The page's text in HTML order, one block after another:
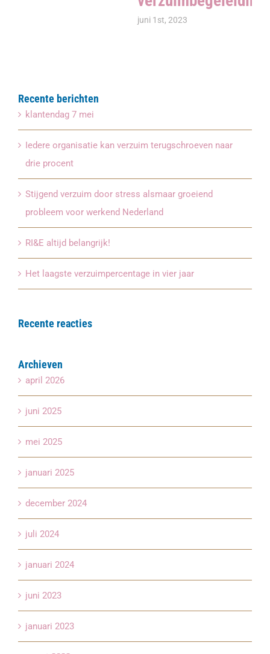
juni 1st, 2023
Recente berichten
klantendag 7 mei
Iedere organisatie kan verzuim terugschroeven naar
drie procent
Stijgend verzuim door stress alsmaar groeiend
probleem voor werkend Nederland
RI&E altijd belangrijk!
Het laagste verzuimpercentage in vier jaar
Recente reacties
Archieven
april 2026
juni 2025
mei 2025
januari 2025
december 2024
juli 2024
januari 2024
juni 2023
januari 2023